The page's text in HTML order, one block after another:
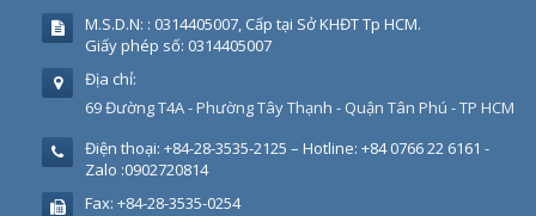
M.S.D.N: : 0314405007, Cấp tại Sở KHĐT Tp HCM.
Giấy phép số: 0314405007
Địa chỉ:
69 Đường T4A - Phường Tây Thạnh - Quận Tân Phú - TP HCM
Điện thoại: +84-28-3535-2125 – Hotline: +84 0766 22 6161 -
Zalo :0902720814
Fax: +84-28-3535-0254